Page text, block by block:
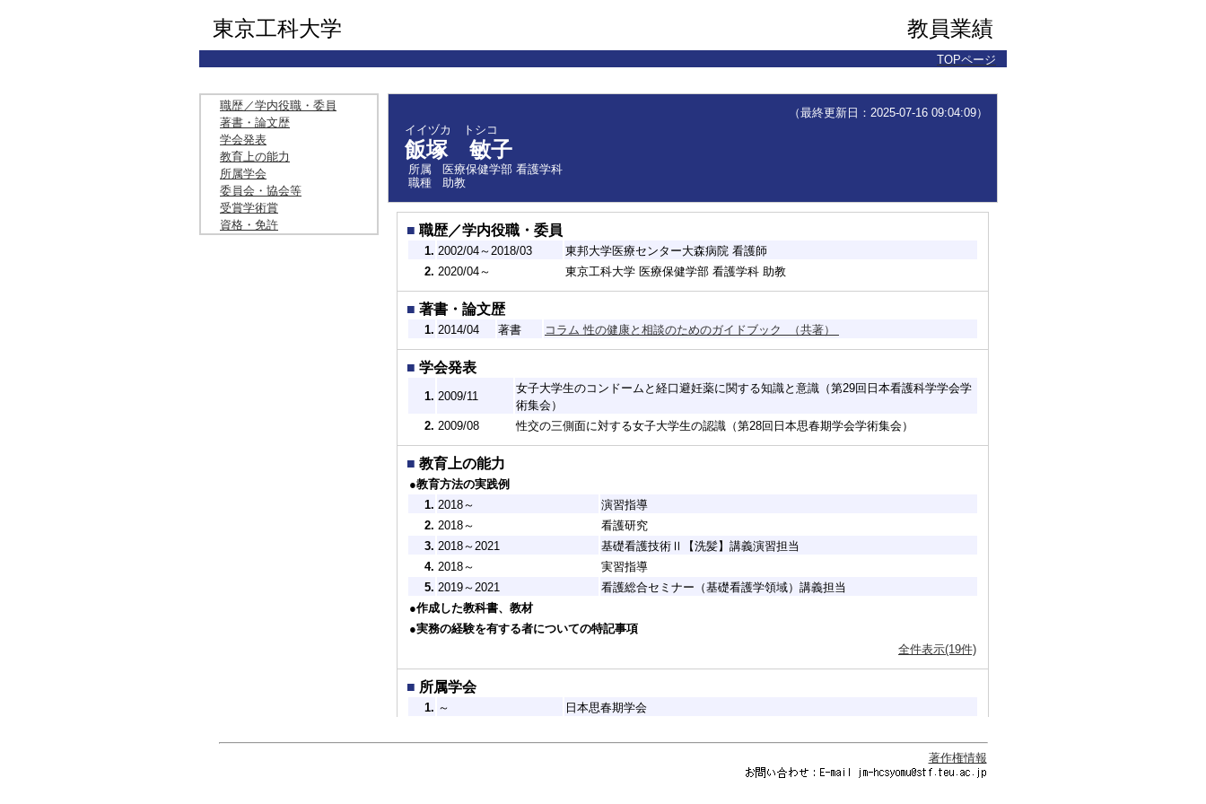
東京工科大学 教員業績
TOPページ
職歴／学内役職・委員
著書・論文歴
学会発表
教育上の能力
所属学会
委員会・協会等
受賞学術賞
資格・免許
（最終更新日：2025-07-16 09:04:09）
イイヅカ トシコ
飯塚 敏子
所属
医療保健学部 看護学科
職種
助教
■ 職歴／学内役職・委員
1. 2002/04～2018/03
東邦大学医療センター大森病院 看護師
2. 2020/04～ 東京工科大学 医療保健学部 看護学科 助教
■ 著書・論文歴
1. 2014/04 著書 コラム 性の健康と相談のためのガイドブック （共著）
■ 学会発表
1. 2009/11
女子大学生のコンドームと経口避妊薬に関する知識と意識（第29回日本看護科学学会学
術集会）
2. 2009/08 性交の三側面に対する女子大学生の認識（第28回日本思春期学会学術集会）
■ 教育上の能力
●教育方法の実践例
1. 2018～
演習指導
2. 2018～
看護研究
3. 2018～2021
基礎看護技術Ⅱ【洗髪】講義演習担当
4. 2018～
実習指導
5. 2019～2021
看護総合セミナー（基礎看護学領域）講義担当
●作成した教科書、教材
●実務の経験を有する者についての特記事項
全件表示(19件)
■ 所属学会
1. ～
日本思春期学会
著作権情報